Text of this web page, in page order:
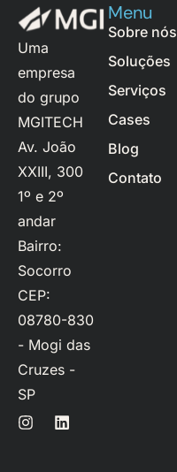
Uma
empresa
do grupo
MGITECH
Av. João
XXIII, 300
1º e 2º
andar
Bairro:
Socorro
CEP:
08780-830
- Mogi das
Cruzes -
SP
Menu
Sobre nós
Soluções
Serviços
Cases
Blog
Contato